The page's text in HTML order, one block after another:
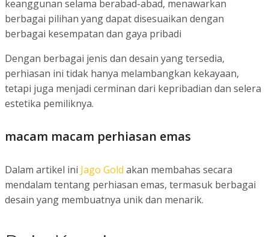
keanggunan selama berabad-abad, menawarkan
berbagai pilihan yang dapat disesuaikan dengan
berbagai kesempatan dan gaya pribadi
Dengan berbagai jenis dan desain yang tersedia,
perhiasan ini tidak hanya melambangkan kekayaan,
tetapi juga menjadi cerminan dari kepribadian dan selera
estetika pemiliknya.
macam macam perhiasan emas
Dalam artikel ini Jago Gold akan membahas secara
mendalam tentang perhiasan emas, termasuk berbagai
desain yang membuatnya unik dan menarik.